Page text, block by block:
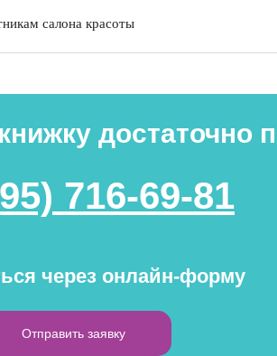
салона красоты
достаточно
через онлайн-форму
Отправить заявку
716-69-81